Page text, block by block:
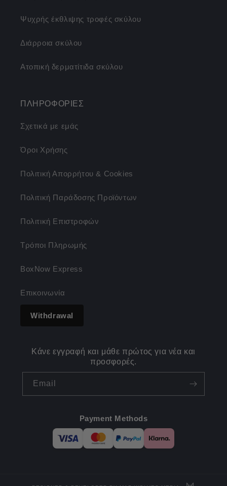
Ψυχρής έκθλιψης τροφές σκύλου
Διάρροια σκύλου
Ατοπική δερματίτιδα σκύλου
ΠΛΗΡΟΦΟΡΙΕΣ
Σχετικά με εμάς
Όροι Χρήσης
Πολιτική Απορρήτου & Cookies
Πολιτική Παράδοσης Προϊόντων
Πολιτική Επιστροφών
Τρόποι Πληρωμής
BoxNow Express
Επικοινωνία
Withdrawal
Κάνε εγγραφή και μάθε πρώτος για νέα και
προσφορές.
Email
Payment Methods